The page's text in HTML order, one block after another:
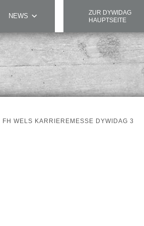
NEWS
ZUR DYWIDAG
HAUPTSEITE
FH WELS KARRIEREMESSE DYWIDAG 3